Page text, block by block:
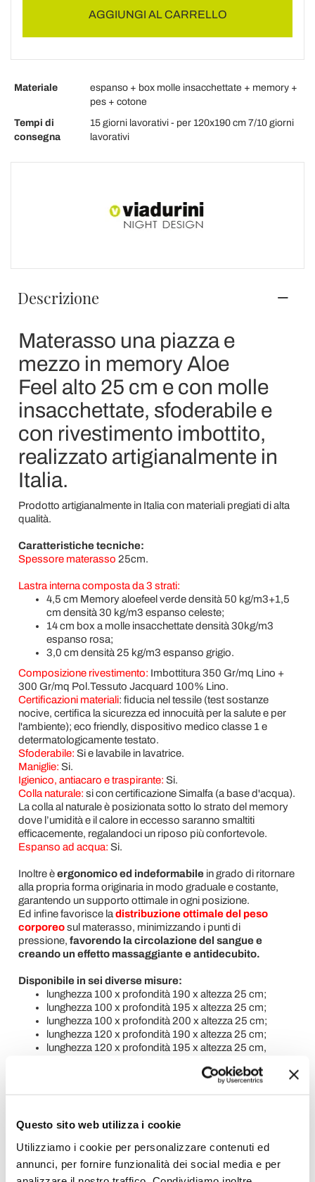
Questo sito web utilizza i cookie
Utilizziamo i cookie per personalizzare contenuti ed
annunci, per fornire funzionalità dei social media e per
AGGIUNGI AL CARRELLO
Materiale
espanso + box molle insacchettate + memory +
pes + cotone
Tempi di
consegna
15 giorni lavorativi - per 120x190 cm 7/10 giorni
lavorativi
Descrizione
Materasso una piazza e
mezzo in memory Aloe
Feel alto 25 cm e con molle
insacchettate, sfoderabile e
con rivestimento imbottito,
realizzato artigianalmente in
Italia.
Prodotto artigianalmente in Italia con materiali pregiati di alta
qualità.
Caratteristiche tecniche:
Spessore materasso 25cm.
Lastra interna composta da 3 strati:
4,5 cm Memory aloefeel verde densità 50 kg/m3+1,5
cm densità 30 kg/m3 espanso celeste;
14 cm box a molle insacchettate densità 30kg/m3
espanso rosa;
3,0 cm densità 25 kg/m3 espanso grigio.
Composizione rivestimento: Imbottitura 350 Gr/mq Lino +
300 Gr/mq Pol.Tessuto Jacquard 100% Lino.
Certificazioni materiali: fiducia nel tessile (test sostanze
nocive, certifica la sicurezza ed innocuità per la salute e per
l'ambiente); eco friendly, dispositivo medico classe 1 e
determatologicamente testato.
Sfoderabile: Si e lavabile in lavatrice.
Maniglie: Si.
Igienico, antiacaro e traspirante: Si.
Colla naturale: si con certificazione Simalfa (a base d'acqua).
La colla al naturale è posizionata sotto lo strato del memory
dove l’umidità e il calore in eccesso saranno smaltiti
efficacemente, regalandoci un riposo più confortevole.
Espanso ad acqua: Si.
Inoltre èergonomico ed indeformabile in grado di ritornare
alla propria forma originaria in modo graduale e costante,
garantendo un supporto ottimale in ogni posizione.
Ed infine favorisce la distribuzione ottimale del peso
corporeosul materasso, minimizzando i punti di
pressione, favorendo la circolazione del sangue e
creando un effetto massaggiante e antidecubito.
Disponibile in sei diverse misure:
lunghezza 100 x profondità 190 x altezza 25 cm;
lunghezza 100 x profondità 195 x altezza 25 cm;
lunghezza 100 x profondità 200 x altezza 25 cm;
lunghezza 120 x profondità 190 x altezza 25 cm;
lunghezza 120 x profondità 195 x altezza 25 cm,
Opinione dei clienti